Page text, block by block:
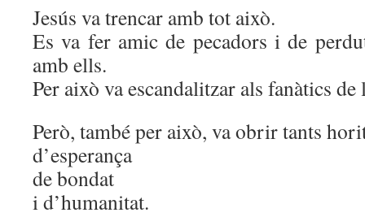
Jesús va trencar amb tot això.
Es va fer amic de pecadors i de
amb ells.
Per això va escandalitzar als fanàtics
Però, també per això, va obrir tants
d’esperança
de bondat
i d’humanitat.